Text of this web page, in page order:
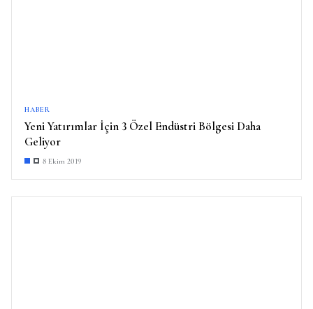
HABER
Yeni Yatırımlar İçin 3 Özel Endüstri Bölgesi Daha
Geliyor
8 Ekim 2019